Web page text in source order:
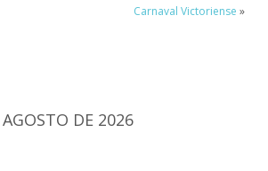
Carnaval Victoriense »
DE 2026